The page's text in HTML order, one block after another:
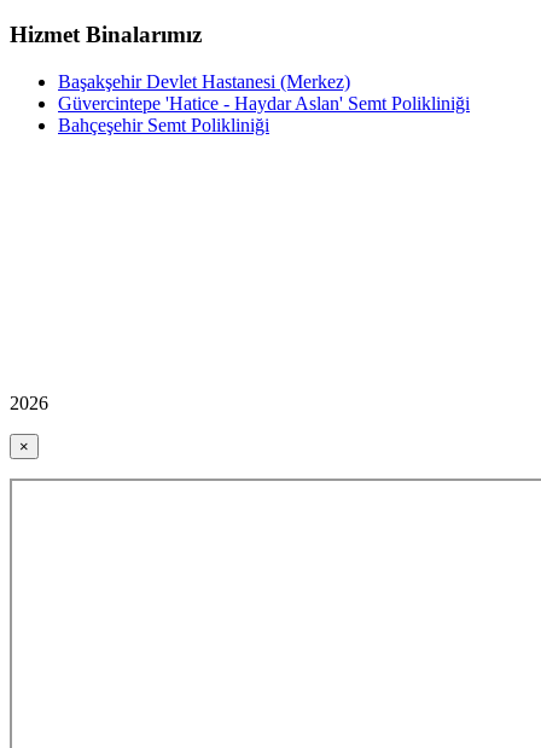
Hizmet Binalarımız
Başakşehir Devlet Hastanesi (Merkez)
Güvercintepe 'Hatice - Haydar Aslan' Semt Polikliniği
Bahçeşehir Semt Polikliniği
2026
×